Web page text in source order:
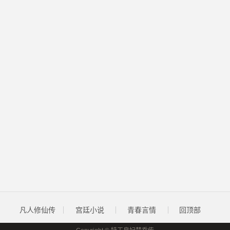
凡人修仙传 宫廷小说 青春言情 回顶部